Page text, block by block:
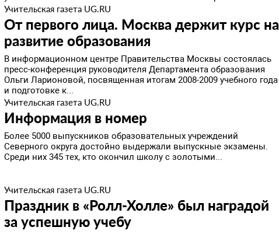
Учительская газета UG.RU
От первого лица. Москва держит курс на
развитие образования
В информационном центре Правительства Москвы состоялась
пресс-конференция руководителя Департамента образования
Ольги Ларионовой, посвященная итогам 2008-2009 учебного года
и подготовке к...
Учительская газета UG.RU
Информация в номер
Более 5000 выпускников образовательных учреждений
Северного округа достойно выдержали выпускные экзамены.
Среди них 345 тех, кто окончил школу с золотыми...
Учительская газета UG.RU
Праздник в «Ролл-Холле» был наградой
за успешную учебу